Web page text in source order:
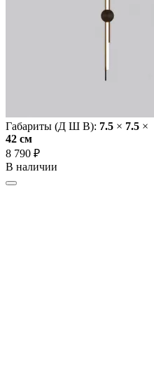
Габариты (Д Ш В): 7.5 × 7.5 ×
42 cм
8 790 ₽
В наличии